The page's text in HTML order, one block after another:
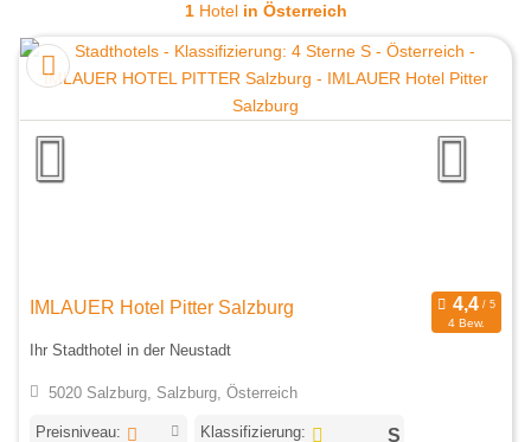
1Hotel in Österreich
IMLAUER Hotel Pitter Salzburg
4 Bew.
Ihr Stadthotel in der Neustadt
5020 Salzburg, Salzburg, Österreich
Preisniveau: Klassifizierung: